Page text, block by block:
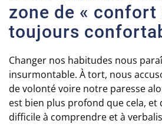
zone de « confort
toujours
Changer nos habitudes nous
insurmontable. À tort, nous
de volonté voire notre paresse
est bien plus profond que cela, et
difficile à comprendre et à